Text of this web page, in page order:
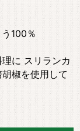
100％
に スリランカ
椒を使用して